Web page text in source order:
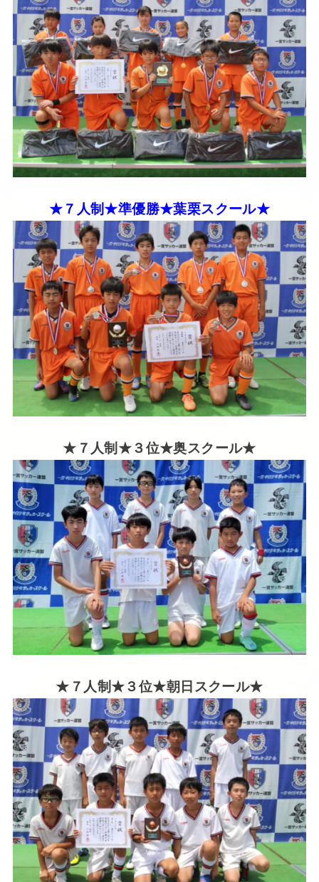
★７人制★準優勝★葉栗スクール★
★７人制★３位★奥スクール★
★７人制★３位★朝日 スクール★